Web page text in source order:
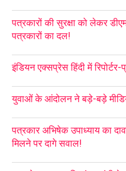
पत्रकारों की सुरक्षा को लेकर
पत्रकारों का दल!
इंडियन एक्सप्रेस हिंदी में
युवाओं के आंदोलन ने बड़े-बड़े
पत्रकार अभिषेक उपाध्याय का
मिलने पर दागे सवाल!